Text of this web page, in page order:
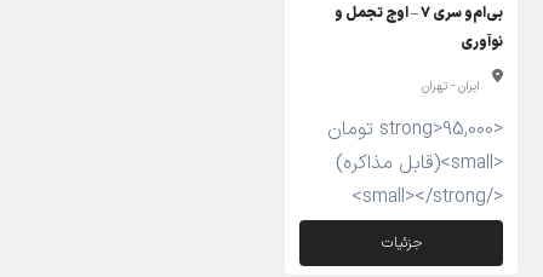
بی‌ام‌و سری ۷ – اوج تجمل و
نوآوری
ایران - تهران
<strong>95,000 تومان
<small>(قابل مذاکره)
</small></strong>
جزئیات